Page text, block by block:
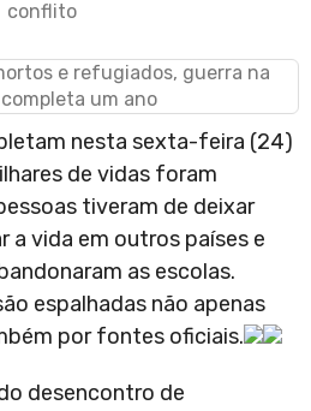
conflito
nesta sexta-feira (24)
de vidas foram
tiveram de deixar
a vida em outros países e
as escolas.
espalhadas não apenas
por fontes oficiais.
desencontro de